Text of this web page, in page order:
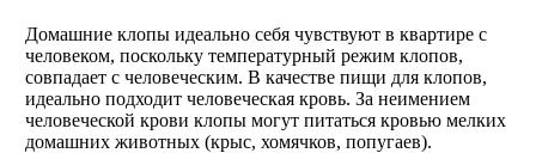
Домашние клопы идеально себя чувствуют в квартире с
человеком, поскольку температурный режим клопов,
совпадает с человеческим. В качестве пищи для клопов,
идеально подходит человеческая кровь. За неимением
человеческой крови клопы могут питаться кровью мелких
домашних животных (крыс, хомячков, попугаев).